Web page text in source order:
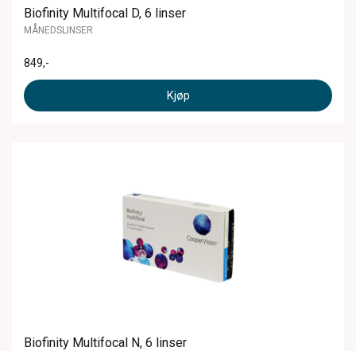
Biofinity Multifocal D, 6 linser
MÅNEDSLINSER
849,-
Kjøp
Biofinity Multifocal N, 6 linser